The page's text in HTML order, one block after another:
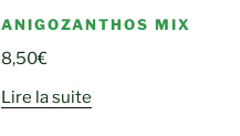
ANIGOZANTHOS MIX
8,50€
Lire la suite